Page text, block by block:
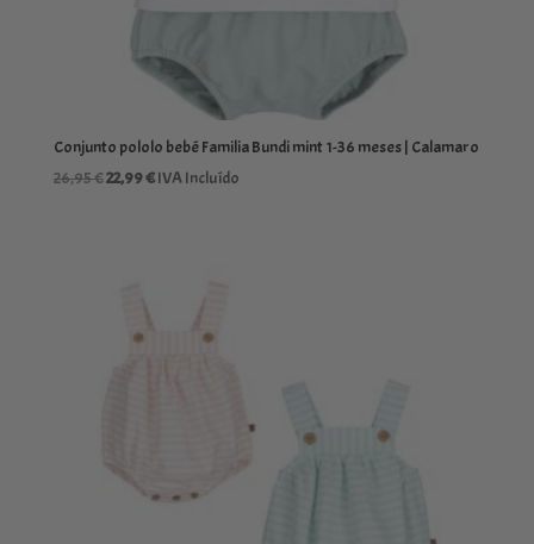
Conjunto pololo bebé Familia Bundi mint 1-36 meses | Calamaro
26,95€El
22,99€ElIVA Incluído